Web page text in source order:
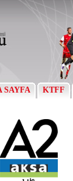
SAYFA KTFF